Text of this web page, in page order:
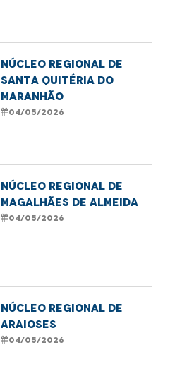
NÚCLEO REGIONAL DE
SANTA QUITÉRIA DO
MARANHÃO
04/05/2026
NÚCLEO REGIONAL DE
MAGALHÃES DE ALMEIDA
04/05/2026
NÚCLEO REGIONAL DE
ARAIOSES
04/05/2026